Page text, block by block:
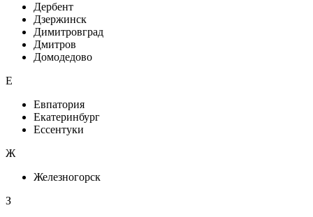
Дербент
Дзержинск
Димитровград
Дмитров
Домодедово
Е
Евпатория
Екатеринбург
Ессентуки
Ж
Железногорск
З